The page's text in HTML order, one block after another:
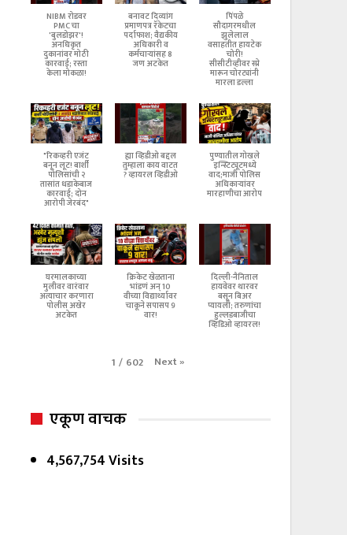
NIBM रोडवर
PMC चा
'बुलडोझर'!
अनधिकृत
दुकानांवर मोठी
कारवाई; रस्ता
केला मोकळा!
बनावट दिव्यांग
प्रमाणपत्र रॅकेटचा
पर्दाफाश; वैद्यकीय
अधिकारी व
कर्मचाऱ्यांसह 8
जण अटकेत
पिंपळे
सौदागरमधील
झुलेलाल
वसाहतीत हायटेक
चोरी!
सीसीटीव्हीवर स्प्रे
मारून चोरट्यांनी
मारला डल्ला
"रिकव्हरी एजंट
बनून लूट! बार्शी
पोलिसांची २
तासांत धडाकेबाज
कारवाई; दोन
आरोपी जेरबंद"
ह्या व्हिडीओ बद्दल
तुम्हाला काय वाटत
? व्हायरल व्हिडीओ
पुण्यातील गोखले
इन्स्टिट्यूटमध्ये
वाद;माजी पोलिस
अधिकाऱ्यांवर
मारहाणीचा आरोप
घरमालकाच्या
मुलीवर वारंवार
अत्याचार करणारा
पोलीस अखेर
अटकेत
क्रिकेट खेळताना
भांडणं अन् 10
वीच्या विद्यार्थ्यावर
चाकूने सपासप 9
वार!
दिल्ली-नैनिताल
हायवेवर थारवर
बसून बिअर
प्यायली; तरुणांचा
हुल्लडबाजीचा
व्हिडिओ व्हायरल!
1 / 602 Next»
एकूण वाचक
4,567,754 Visits